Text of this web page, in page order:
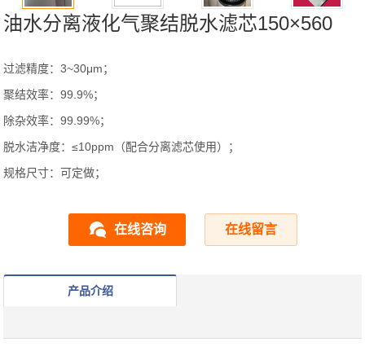
油水分离液化气聚结脱水滤芯150×560
过滤精度：3~30μm；
聚结效率：99.9%；
除杂效率：99.99%；
脱水洁净度：≤10ppm（配合分离滤芯使用）；
规格尺寸：可定做；
在线咨询 在线留言
产品介绍